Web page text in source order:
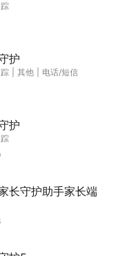
护
其他
电话/短信
护
长守护助手家长端